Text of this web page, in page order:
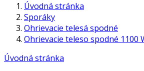
Úvodná stránka
Sporáky
Ohrievacie telesá spodné
Ohrievacie teleso spodné 1100
Úvodná stránka